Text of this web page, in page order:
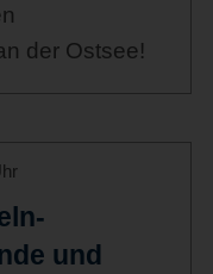
der Ostsee!
und